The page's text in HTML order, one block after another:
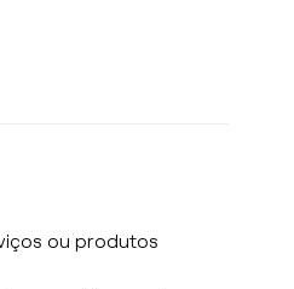
ou produtos